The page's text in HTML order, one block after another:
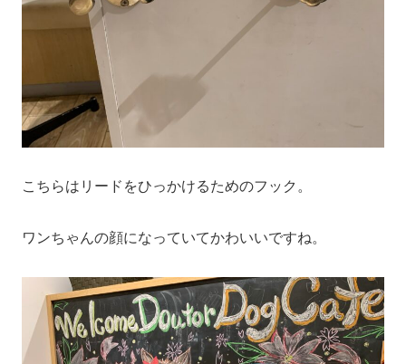
こちらはリードをひっかけるためのフック。
ワンちゃんの顔になっていてかわいいですね。